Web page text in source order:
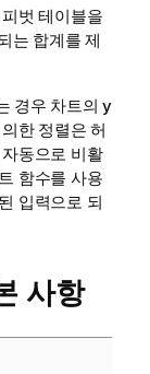
벗 테이블을
는 합계를 제
경우 차트의 y
한 정렬은 허
동으로 비활
함수를 사용
입력으로 되
사항